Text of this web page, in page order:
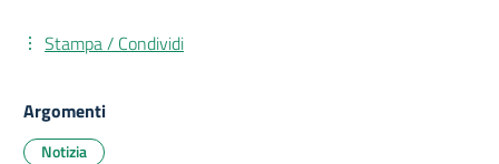
Stampa / Condividi
Argomenti
Notizia